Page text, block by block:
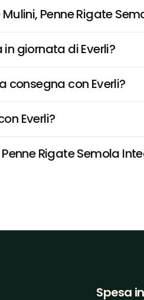
Penne Rigate
giornata di Everli?
consegna con Everli?
Everli?
Rigate Semola
Spesa